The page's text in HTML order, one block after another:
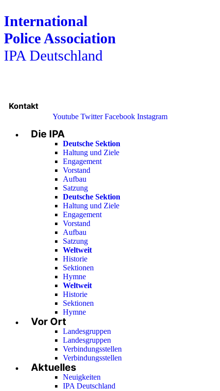
International
Police Association
IPA Deutschland
Kontakt
Youtube Twitter Facebook Instagram
Menu
Die IPA
Deutsche Sektion
Haltung und Ziele
Engagement
Vorstand
Aufbau
Satzung
Deutsche Sektion
Haltung und Ziele
Engagement
Vorstand
Aufbau
Satzung
Weltweit
Historie
Sektionen
Hymne
Weltweit
Historie
Sektionen
Hymne
Vor Ort
Landesgruppen
Landesgruppen
Verbindungsstellen
Verbindungsstellen
Aktuelles
Neuigkeiten
IPA Deutschland